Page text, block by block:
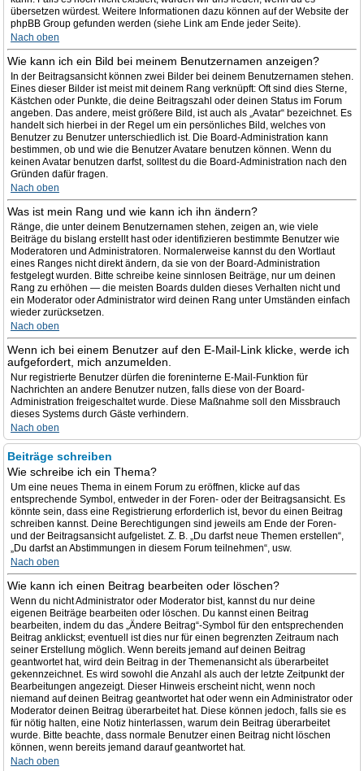
übersetzen würdest. Weitere Informationen dazu können auf der Website der
phpBB Group gefunden werden (siehe Link am Ende jeder Seite).
Nach oben
Wie kann ich ein Bild bei meinem Benutzernamen anzeigen?
In der Beitragsansicht können zwei Bilder bei deinem Benutzernamen stehen.
Eines dieser Bilder ist meist mit deinem Rang verknüpft: Oft sind dies Sterne,
Kästchen oder Punkte, die deine Beitragszahl oder deinen Status im Forum
angeben. Das andere, meist größere Bild, ist auch als „Avatar“ bezeichnet. Es
handelt sich hierbei in der Regel um ein persönliches Bild, welches von
Benutzer zu Benutzer unterschiedlich ist. Die Board-Administration kann
bestimmen, ob und wie die Benutzer Avatare benutzen können. Wenn du
keinen Avatar benutzen darfst, solltest du die Board-Administration nach den
Gründen dafür fragen.
Nach oben
Was ist mein Rang und wie kann ich ihn ändern?
Ränge, die unter deinem Benutzernamen stehen, zeigen an, wie viele
Beiträge du bislang erstellt hast oder identifizieren bestimmte Benutzer wie
Moderatoren und Administratoren. Normalerweise kannst du den Wortlaut
eines Ranges nicht direkt ändern, da sie von der Board-Administration
festgelegt wurden. Bitte schreibe keine sinnlosen Beiträge, nur um deinen
Rang zu erhöhen — die meisten Boards dulden dieses Verhalten nicht und
ein Moderator oder Administrator wird deinen Rang unter Umständen einfach
wieder zurücksetzen.
Nach oben
Wenn ich bei einem Benutzer auf den E-Mail-Link klicke, werde ich
aufgefordert, mich anzumelden.
Nur registrierte Benutzer dürfen die foreninterne E-Mail-Funktion für
Nachrichten an andere Benutzer nutzen, falls diese von der Board-
Administration freigeschaltet wurde. Diese Maßnahme soll den Missbrauch
dieses Systems durch Gäste verhindern.
Nach oben
Beiträge schreiben
Wie schreibe ich ein Thema?
Um eine neues Thema in einem Forum zu eröffnen, klicke auf das
entsprechende Symbol, entweder in der Foren- oder der Beitragsansicht. Es
könnte sein, dass eine Registrierung erforderlich ist, bevor du einen Beitrag
schreiben kannst. Deine Berechtigungen sind jeweils am Ende der Foren-
und der Beitragsansicht aufgelistet. Z. B. „Du darfst neue Themen erstellen“,
„Du darfst an Abstimmungen in diesem Forum teilnehmen“, usw.
Nach oben
Wie kann ich einen Beitrag bearbeiten oder löschen?
Wenn du nicht Administrator oder Moderator bist, kannst du nur deine
eigenen Beiträge bearbeiten oder löschen. Du kannst einen Beitrag
bearbeiten, indem du das „Ändere Beitrag“-Symbol für den entsprechenden
Beitrag anklickst; eventuell ist dies nur für einen begrenzten Zeitraum nach
seiner Erstellung möglich. Wenn bereits jemand auf deinen Beitrag
geantwortet hat, wird dein Beitrag in der Themenansicht als überarbeitet
gekennzeichnet. Es wird sowohl die Anzahl als auch der letzte Zeitpunkt der
Bearbeitungen angezeigt. Dieser Hinweis erscheint nicht, wenn noch
niemand auf deinen Beitrag geantwortet hat oder wenn ein Administrator oder
Moderator deinen Beitrag überarbeitet hat. Diese können jedoch, falls sie es
für nötig halten, eine Notiz hinterlassen, warum dein Beitrag überarbeitet
wurde. Bitte beachte, dass normale Benutzer einen Beitrag nicht löschen
können, wenn bereits jemand darauf geantwortet hat.
Nach oben